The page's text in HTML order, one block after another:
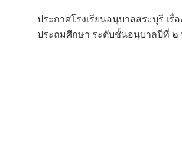
ประกาศโรงเรียนอนุบาลสระบุรี เ
ประถมศึกษา ระดับชั้นอนุบาลปีที่ ๒